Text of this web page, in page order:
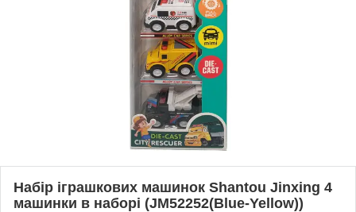
Набір іграшкових машинок Shantou Jinxing 4
машинки в наборі (JM52252(Blue-Yellow))